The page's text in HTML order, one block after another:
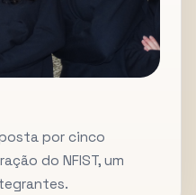
por cinco
do NFIST, um